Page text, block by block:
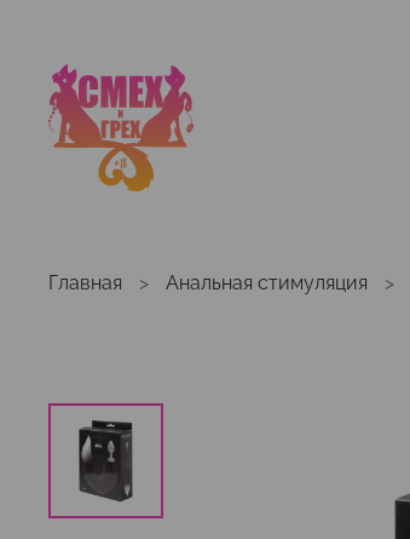
Главная Анальная стимуляция